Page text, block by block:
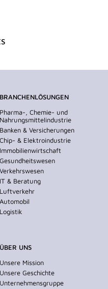
BRANCHENLÖSUNGEN
Pharma-, Chemie- und
Nahrungsmittelindustrie
Banken & Versicherungen
Chip- & Elektroindustrie
Immobilienwirtschaft
Gesundheitswesen
Verkehrswesen
IT & Beratung
Luftverkehr
Automobil
Logistik
ÜBER UNS
Unsere Mission
Unsere Geschichte
Unternehmensgruppe